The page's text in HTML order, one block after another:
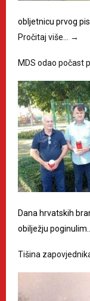
obljetnicu prvog
Pročitaj više…
→
MDS odao počast
Dana hrvatskih
obilježju poginulim…
Tišina